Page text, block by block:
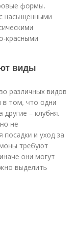
формы.
насыщенными
красными
виды
различных видов
в том, что одни
– клубня.
не
посадки и уход за
требуют
они могут
выделить